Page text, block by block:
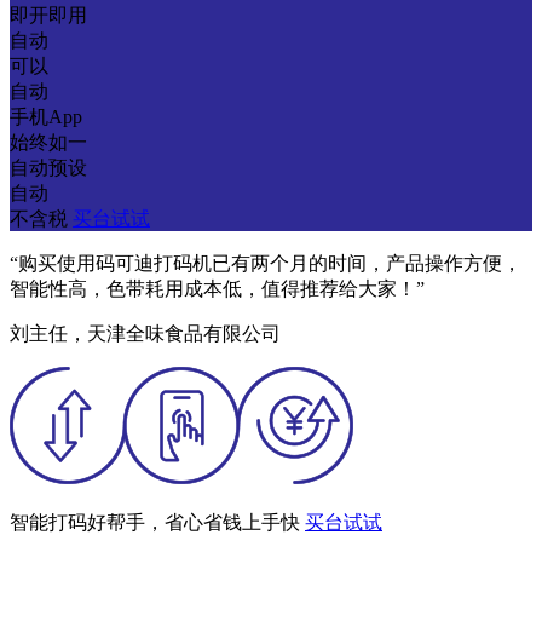
即开即用
自动
可以
自动
手机App
始终如一
自动预设
自动
不含税 买台试试
“购买使用码可迪打码机已有两个月的时间，产品操作方便，
智能性高，色带耗用成本低，值得推荐给大家！”
刘主任，天津全味食品有限公司
智能打码好帮手，省心省钱上手快 买台试试